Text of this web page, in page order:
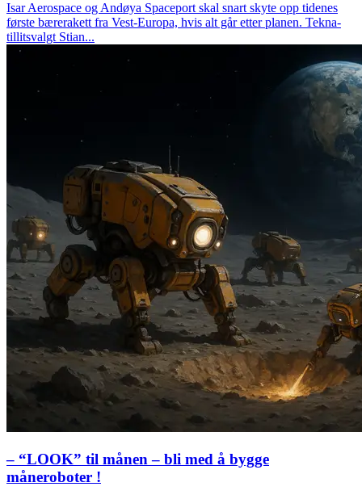
Isar Aerospace og Andøya Spaceport skal snart skyte opp tidenes
første bærerakett fra Vest-Europa, hvis alt går etter planen. Tekna-
tillitsvalgt Stian...
– “LOOK” til månen – bli med å bygge
måneroboter !